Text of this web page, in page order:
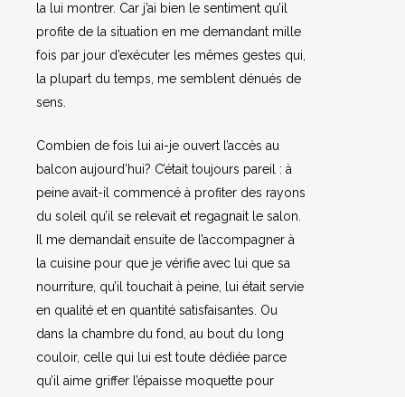
la lui montrer. Car j’ai bien le sentiment qu’il
profite de la situation en me demandant mille
fois par jour d’exécuter les mêmes gestes qui,
la plupart du temps, me semblent dénués de
sens.
Combien de fois lui ai-je ouvert l’accès au
balcon aujourd’hui? C’était toujours pareil : à
peine avait-il commencé à profiter des rayons
du soleil qu’il se relevait et regagnait le salon.
Il me demandait ensuite de l’accompagner à
la cuisine pour que je vérifie avec lui que sa
nourriture, qu’il touchait à peine, lui était servie
en qualité et en quantité satisfaisantes. Ou
dans la chambre du fond, au bout du long
couloir, celle qui lui est toute dédiée parce
qu’il aime griffer l’épaisse moquette pour